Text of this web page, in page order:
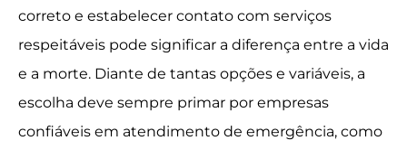
correto e estabelecer contato com serviços
respeitáveis pode significar a diferença entre a vida
e a morte. Diante de tantas opções e variáveis, a
escolha deve sempre primar por empresas
confiáveis em atendimento de emergência, como